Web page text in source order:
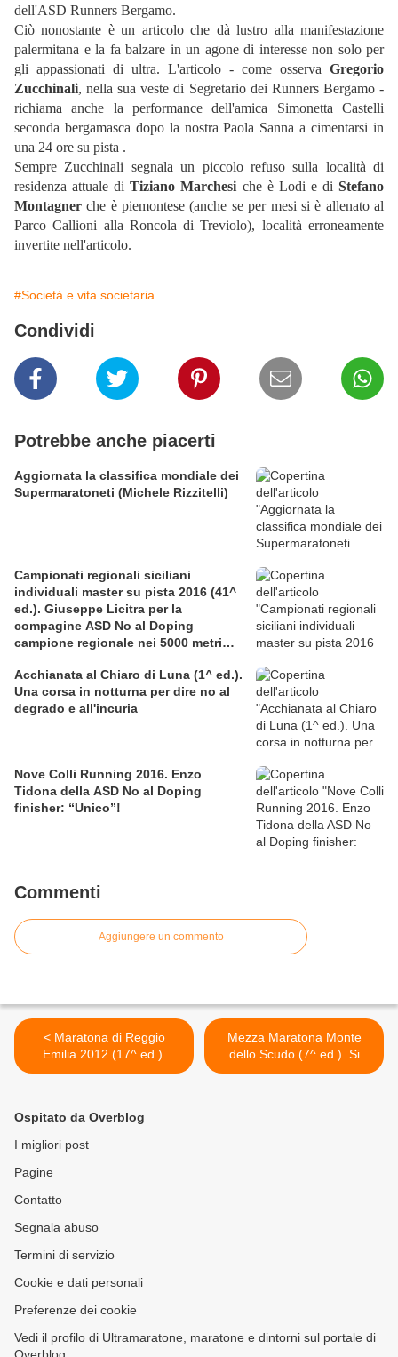
dell'ASD Runners Bergamo.
Ciò nonostante è un articolo che dà lustro alla manifestazione
palermitana e la fa balzare in un agone di interesse non solo per
gli appassionati di ultra. L'articolo - come osserva Gregorio
Zucchinali, nella sua veste di Segretario dei Runners Bergamo -
richiama anche la performance dell'amica Simonetta Castelli
seconda bergamasca dopo la nostra Paola Sanna a cimentarsi in
una 24 ore su pista .
Sempre Zucchinali segnala un piccolo refuso sulla località di
residenza attuale diTiziano Marchesi che è Lodi e diStefano
Montagner che è piemontese (anche se per mesi si è allenato al
Parco Callioni alla Roncola di Treviolo), località erroneamente
invertite nell'articolo.
#Società e vita societaria
Condividi
Potrebbe anche piacerti
Aggiornata la classifica mondiale dei
Supermaratoneti (Michele Rizzitelli)
Campionati regionali siciliani
individuali master su pista 2016 (41^
ed.). Giuseppe Licitra per la
compagine ASD No al Doping
campione regionale nei 5000 metri
Acchianata al Chiaro di Luna (1^ ed.).
Una corsa in notturna per dire no al
degrado e all'incuria
Nove Colli Running 2016. Enzo
Tidona della ASD No al Doping
finisher: “Unico”!
Commenti
Aggiungere un commento
< Maratona di Reggio
Emilia 2012 (17^ ed.).
Ultime news. Circa 3000 gli
pronta al rush finale
Mezza Maratona Monte
dello Scudo (7^ ed.). Si
corre sabato 8 dicembre
Ospitato da Overblog
I migliori post
Pagine
Contatto
Segnala abuso
Termini di servizio
Cookie e dati personali
Preferenze dei cookie
Vedi il profilo di Ultramaratone, maratone e dintorni sul portale di